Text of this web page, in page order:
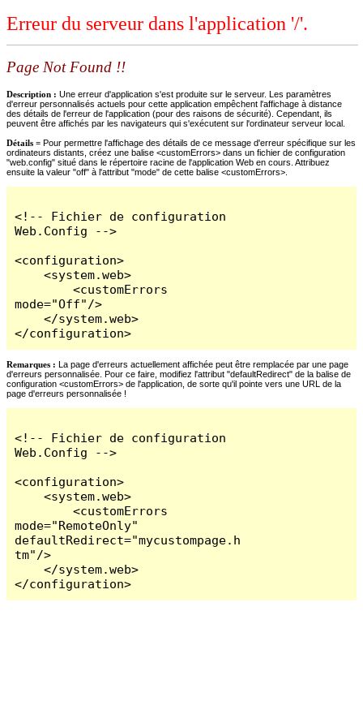
Erreur du serveur dans l'application '/'.
Page Not Found !!
Description : Une erreur d'application s'est produite sur le serveur. Les paramètres
d'erreur personnalisés actuels pour cette application empêchent l'affichage à distance
des détails de l'erreur de l'application (pour des raisons de sécurité). Cependant, ils
peuvent être affichés par les navigateurs qui s'exécutent sur l'ordinateur serveur local.
Détails = Pour permettre l'affichage des détails de ce message d'erreur spécifique sur les
ordinateurs distants, créez une balise <customErrors> dans un fichier de configuration
"web.config" situé dans le répertoire racine de l'application Web en cours. Attribuez
ensuite la valeur "off" à l'attribut "mode" de cette balise <customErrors>.
<!-- Fichier de configuration
Web.Config -->
<configuration>
    <system.web>
        <customErrors
mode="Off"/>
    </system.web>
</configuration>
Remarques : La page d'erreurs actuellement affichée peut être remplacée par une page
d'erreurs personnalisée. Pour ce faire, modifiez l'attribut "defaultRedirect" de la balise de
configuration <customErrors> de l'application, de sorte qu'il pointe vers une URL de la
page d'erreurs personnalisée !
<!-- Fichier de configuration
Web.Config -->
<configuration>
    <system.web>
        <customErrors
mode="RemoteOnly"
defaultRedirect="mycustompage.h
tm"/>
    </system.web>
</configuration>